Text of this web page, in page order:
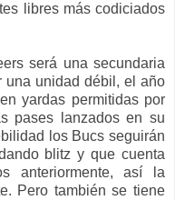
libres más codiciados
será una secundaria
una unidad débil, el año
yardas permitidas por
pases lanzados en su
los Bucs seguirán
blitz y que cuenta
anteriormente, así la
Pero también se tiene